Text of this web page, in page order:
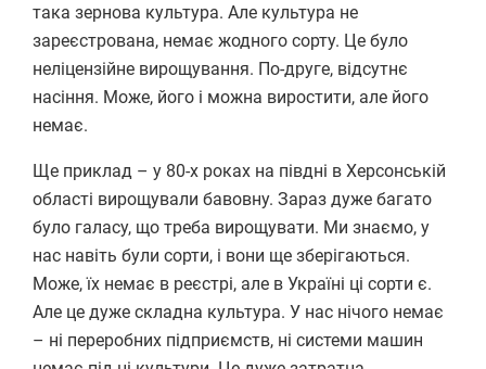
така зернова культура. Але культура не
зареєстрована, немає жодного сорту. Це було
неліцензійне вирощування. По-друге, відсутнє
насіння. Може, його і можна виростити, але його
немає.
Ще приклад – у 80-х роках на півдні в Херсонській
області вирощували бавовну. Зараз дуже багато
було галасу, що треба вирощувати. Ми знаємо, у
нас навіть були сорти, і вони ще зберігаються.
Може, їх немає в реєстрі, але в Україні ці сорти є.
Але це дуже складна культура. У нас нічого немає
– ні переробних підприємств, ні системи машин